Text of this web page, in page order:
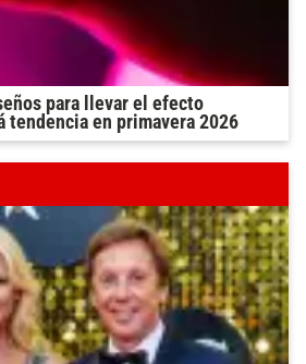
para llevar el efecto
tendencia en primavera 2026